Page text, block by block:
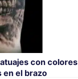
con colores
en el brazo